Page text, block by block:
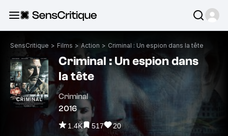
SensCritique > Films > Action > Criminal : Un espion dans la tête
Criminal : Un espion dans
la tête
Criminal
2016
1.4K 517 20